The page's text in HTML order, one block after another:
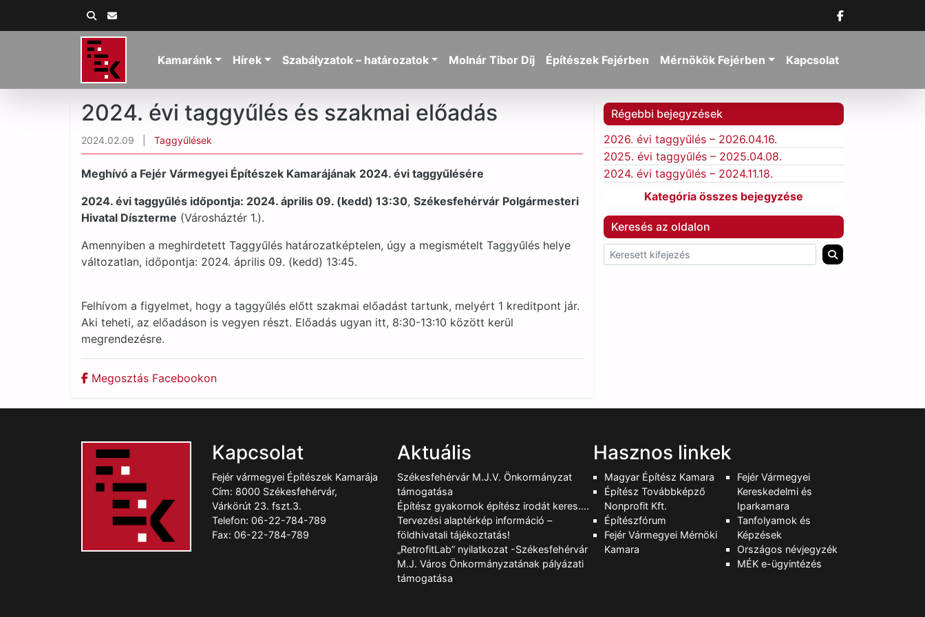
Kamaránk Hírek Szabályzatok – határozatok Molnár Tibor Díj Építészek Fejérben Mérnökök Fejérben Kapcsolat
2024. évi taggyűlés és szakmai előadás
2024.02.09 Taggyűlések
Meghívó a Fejér Vármegyei Építészek Kamarájának 2024. évi taggyűlésére
2024. évi taggyűlés időpontja: 2024. április 09. (kedd) 13:30, Székesfehérvár Polgármesteri
Hivatal Díszterme (Városháztér 1.).
Amennyiben a meghirdetett Taggyűlés határozatképtelen, úgy a megismételt Taggyűlés helye
változatlan, időpontja: 2024. április 09. (kedd) 13:45.
Felhívom a figyelmet, hogy a taggyűlés előtt szakmai előadást tartunk, melyért 1 kreditpont jár.
Aki teheti, az előadáson is vegyen részt. Előadás ugyan itt, 8:30-13:10 között kerül
megrendezésre.
Megosztás Facebookon
Régebbi bejegyzések
2026. évi taggyűlés – 2026.04.16.
2025. évi taggyűlés – 2025.04.08.
2024. évi taggyűlés – 2024.11.18.
Kategória összes bejegyzése
Keresés az oldalon
Kapcsolat
Fejér vármegyei Építészek Kamarája
Cím: 8000 Székesfehérvár,
Várkörút 23. fszt.3.
Telefon: 06-22-784-789
Fax: 06-22-784-789
Aktuális
Székesfehérvár M.J.V. Önkormányzat
támogatása
Építész gyakornok építész irodát keres….
Tervezési alaptérkép információ –
földhivatali tájékoztatás!
„RetrofitLab” nyilatkozat -Székesfehérvár
M.J. Város Önkormányzatának pályázati
támogatása
Hasznos linkek
Magyar Építész Kamara
Építész Továbbképző
Nonprofit Kft.
Építészfórum
Fejér Vármegyei Mérnöki
Kamara
Fejér Vármegyei
Kereskedelmi és
Iparkamara
Tanfolyamok és
Képzések
Országos névjegyzék
MÉK e-ügyintézés